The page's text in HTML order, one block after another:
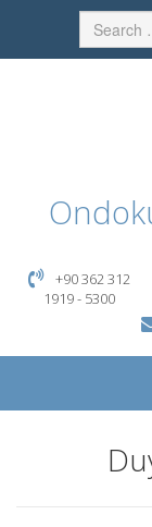
+90 362 312
1919 - 5300